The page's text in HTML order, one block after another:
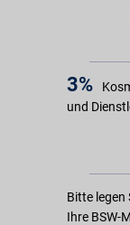
3%
und
Bitte legen
Ihre BSW-